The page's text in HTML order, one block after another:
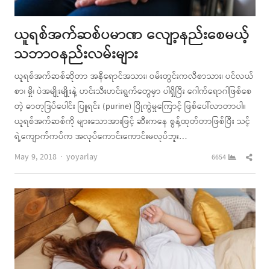
ယူရစ်အက်ဆစ်ပမာဏ လျော့နည်းစေမယ့်
သဘာဝနည်းလမ်းများ
ယူရစ်အက်ဆစ်ဆိုတာ အနီရောင်အသား၊ ဝမ်းတွင်းကလီစာသား၊ ပင်လယ်
စာ၊ မှို၊ ပဲအမျိုးမျိုးနဲ့ ဟင်းသီးဟင်းရွက်တွေမှာ ပါရှိပြီး ဂေါက်ရောဂါဖြစ်စေ
တဲ့ ဓာတုဒြပ်ပေါင်း ပြူရင်း (purine) ပြိုကွဲမှုကြောင့် ဖြစ်ပေါ်လာတာပါ။
ယူရစ်အက်ဆစ်ကို များသောအားဖြင့် ဆီးကနေ စွန့်ထုတ်တာဖြစ်ပြီး သင့်
ရဲ့ကျောက်ကပ်က အလုပ်ကောင်းကောင်းမလုပ်ဘူး…
May 9, 2018
Author
yoyarlay 6654